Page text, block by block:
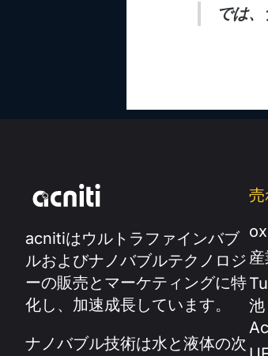
では
acnitiはウルトラファインバブ
ルおよびナノバブルテクノロジ
ーの販売とマーケティングに特
化し、加速成長しています。
ナノバブル技術は水と液体の次
池